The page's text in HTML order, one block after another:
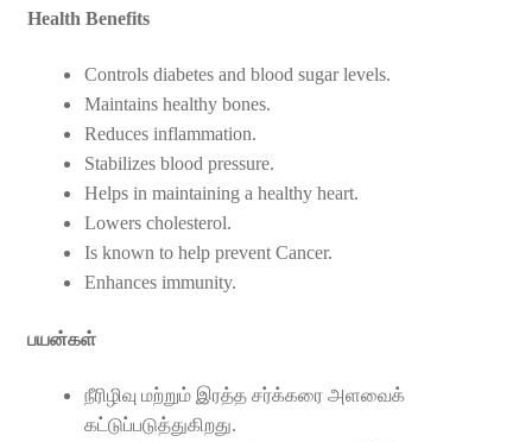
through
₹180.00
Health Benefits
Controls diabetes and blood sugar levels.
Maintains healthy bones.
Reduces inflammation.
Stabilizes blood pressure.
Helps in maintaining a healthy heart.
Lowers cholesterol.
Is known to help prevent Cancer.
Enhances immunity.
பயன்கள்
நீரிழிவு மற்றும் இரத்த சர்க்கரை அளவைக்
கட்டுப்படுத்துகிறது.